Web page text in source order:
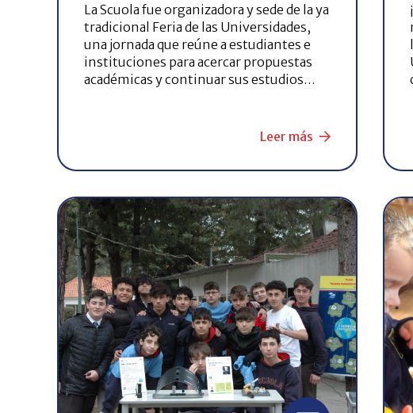
La Scuola fue organizadora y sede de la ya
tradicional Feria de las Universidades,
una jornada que reúne a estudiantes e
instituciones para acercar propuestas
académicas y continuar sus estudios…
Leer más